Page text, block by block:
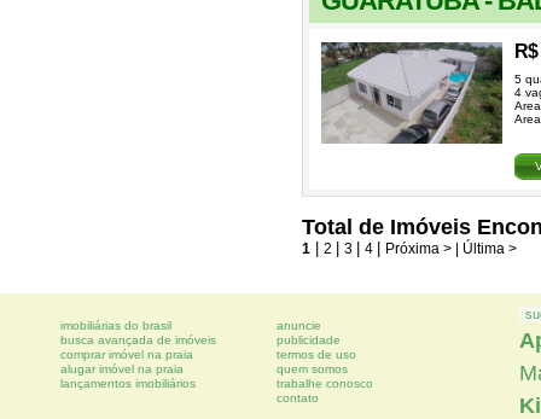
5
4
Total de Imóveis
1 2 3 4 Próxima > | Última >
imobiliárias do brasil
busca avançada de imóveis
comprar imóvel na praia
alugar imóvel na praia
lançamentos imobiliários
anuncie
publicidade
termos de uso
quem somos
trabalhe conosco
contato